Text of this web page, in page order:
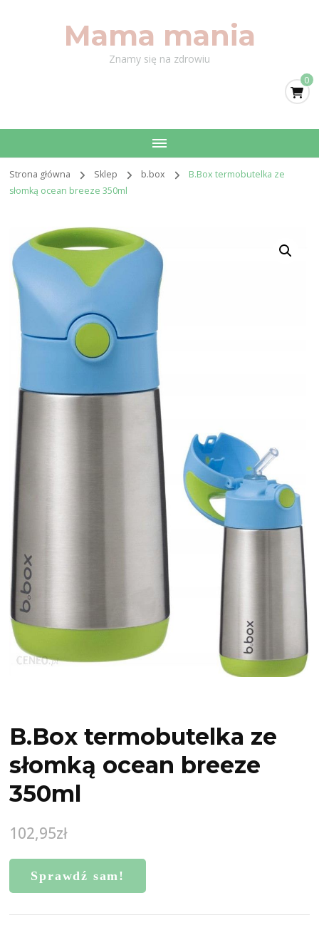
Mama mania
Znamy się na zdrowiu
0
Strona główna Sklep b.box
B.Box termobutelka ze
słomką ocean breeze 350ml
B.Box termobutelka ze
słomką ocean breeze
350ml
102,95zł
Sprawdź sam!